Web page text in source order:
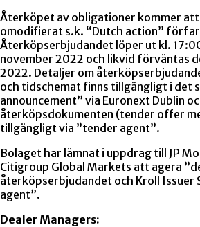
Återköpet av obligationer kommer
omodifierat s.k. “Dutch action”
Återköpserbjudandet löper ut kl. 17:00
november 2022 och likvid förväntas
2022. Detaljer om
och tidschemat finns tillgängligt i det
announcement” via Euronext Dublin
återköpsdokumenten (tender offer
tillgängligt via ”tender agent”.
Bolaget har lämnat i uppdrag till JP
Citigroup Global Markets att agera
återköpserbjudandet och Kroll Issuer
agent”.
Dealer Managers: